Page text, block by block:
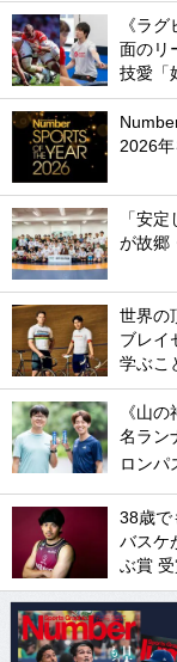
《ラ
面のリ
技愛「
2026
「安
が故郷
世界の
ブレイ
学ぶこ
《山
名ラン
ロンパ
38歳で
バスケ
ぶ賞 受